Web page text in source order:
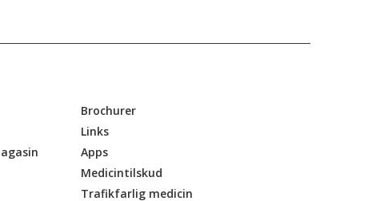
Brochurer
Links
Apps
Medicintilskud
Trafikfarlig medicin